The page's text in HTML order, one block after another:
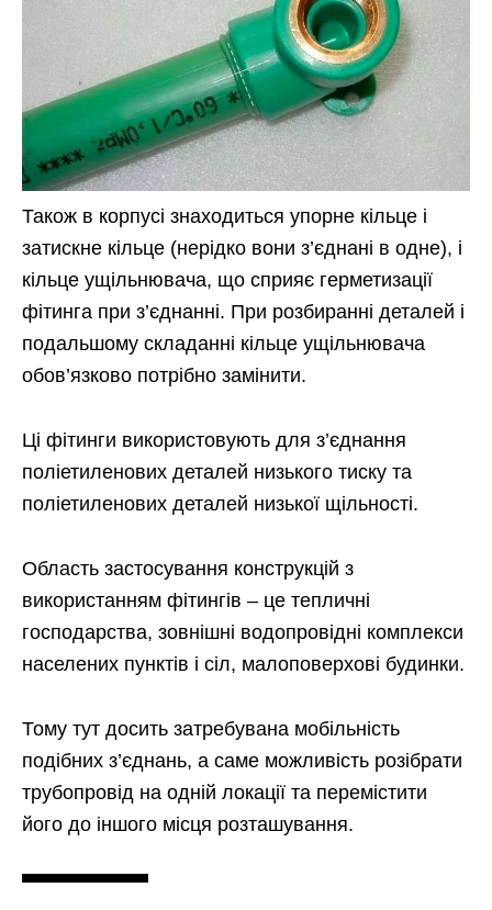
Також в корпусі знаходиться упорне кільце і
затискне кільце (нерідко вони з’єднані в одне), і
кільце ущільнювача, що сприяє герметизації
фітинга при з’єднанні. При розбиранні деталей і
подальшому складанні кільце ущільнювача
обов’язково потрібно замінити.
Ці фітинги використовують для з’єднання
поліетиленових деталей низького тиску та
поліетиленових деталей низької щільності.
Область застосування конструкцій з
використанням фітингів – це тепличні
господарства, зовнішні водопровідні комплекси
населених пунктів і сіл, малоповерхові будинки.
Тому тут досить затребувана мобільність
подібних з’єднань, а саме можливість розібрати
трубопровід на одній локації та перемістити
його до іншого місця розташування.